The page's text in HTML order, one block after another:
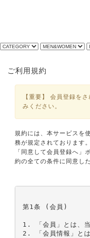
ご利用規約
【重要】 会員登録を
みください。
規約には、本サービスを
務が規定されております。
「同意して会員登録へ」
約の全ての条件に同意し
第1条 (会員)
1. 「会員」とは、当
2. 「会員情報」とは